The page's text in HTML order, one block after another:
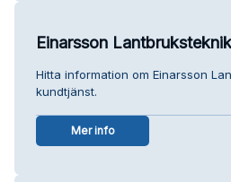
Einarsson
Hitta information om Einarsson
kundtjänst.
Mer info